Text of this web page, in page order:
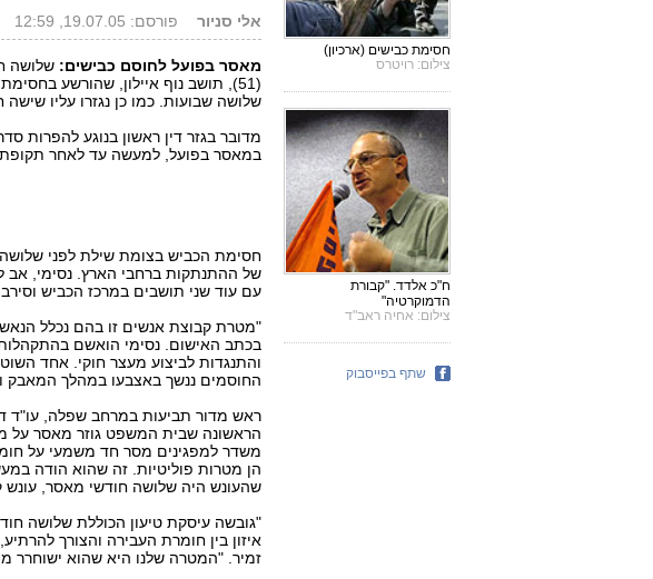
אלי סניור פורסם: 19.07.05, 12:59
מאסר בפועל לחוסם כבישים: שלושה
(51), תושב נוף איילון, שהורשע
שלושה שבועות. כמו כן נגזרו עליו
מדובר בגזר דין ראשון בנוגע להפרות
במאסר בפועל, למעשה עד לאחר
חסימת הכביש בצומת שילת לפני
של ההתנתקות ברחבי הארץ. נסימי, אב
עם עוד שני תושבים במרכז הכביש
"מטרת קבוצת אנשים זו בהם נכלל
בכתב האישום. נסימי הואשם
והתנגדות לביצוע מעצר חוקי. אחד
החוסמים ננשך באצבעו במהלך המאבק
ראש מדור תביעות במרחב שפלה, עו"ד
הראשונה שבית המשפט גוזר מאסר על
משדר למפגינים מסר חד משמעי על
הן מטרות פוליטיות. זה שהוא הודה
שהעונש היה שלושה חודשי מאסר, עונש
"גובשה עיסקת טיעון הכוללת שלושה
איזון בין חומרת העבירה והצורך
זמיר. "המטרה שלנו היא שהוא
חסימת כבישים (ארכיון)
צילום: רויטרס
ח"כ אלדד. "קבורת
הדמוקרטיה"
צילום: אחיה ראב"ד
שתף בפייסבוק